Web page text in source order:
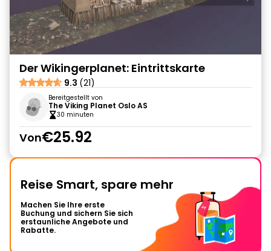
Der Wikingerplanet: Eintrittskarte
9.3 (21)
Bereitgestellt von
The Viking Planet Oslo AS
30 minuten
Von€25.92
Reise Smart, spare mehr
Machen Sie Ihre erste
Buchung und sichern Sie sich
erstaunliche Angebote und
Rabatte.